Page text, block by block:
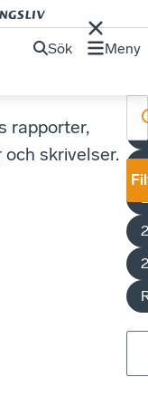
Sök Meny
rapporter,
och skrivelser.